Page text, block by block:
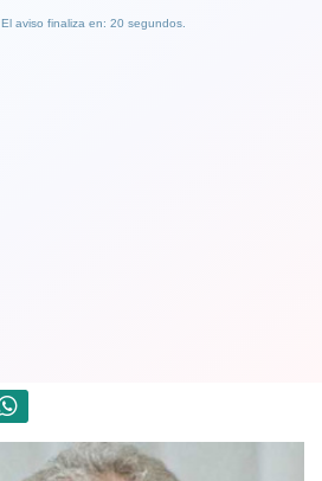
El aviso finaliza en: 19 segundos.